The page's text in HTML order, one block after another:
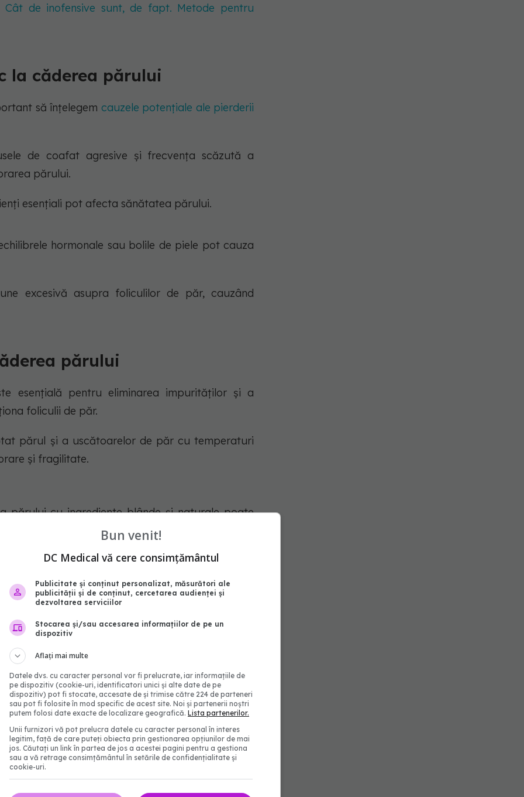
de inofensive sunt, de fapt. Metode pentru
la căderea părului
să înțelegem cauzele potențiale ale pierderii
de coafat agresive și frecvența scăzută a
părului.
esențiali pot afecta sănătatea părului.
hormonale sau bolile de piele pot cauza
excesivă asupra foliculilor de păr, cauzând
părului
esențială pentru eliminarea impurităților și a
foliculii de păr.
părul și a uscătoarelor de păr cu temperaturi
și fragilitate.
părului cu ingrediente blânde și naturale poate
vârfurilor despicate și menține aspectul
sau căderea excesivă, există și opțiuni de
clinicilor specializate. Terapiile cu laser
scalpului, îmbunătățind astfel creșterea părului
infecțiilor. Are un rol important în producția și
îndepărtarea acestuia
în menținerea unui păr sănătos, este important
părului. Aceasta implică:
diete bogate în proteine, vitamine și minerale
Bun venit!
DC Medical vă cere consimțământul
Publicitate și conținut personalizat, măsurători ale
publicității și de conținut, cercetarea audienței și
dezvoltarea serviciilor
Stocarea și/sau accesarea informațiilor de pe un
dispozitiv
Aflați mai multe
Datele dvs. cu caracter personal vor fi prelucrate, iar informațiile de
pe dispozitiv (cookie-uri, identificatori unici și alte date de pe
dispozitiv) pot fi stocate, accesate de și trimise către 224 de parteneri
sau pot fi folosite în mod specific de acest site. Noi și partenerii noștri
putem folosi date exacte de localizare geografică. Lista partenerilor.
Unii furnizori vă pot prelucra datele cu caracter personal în interes
legitim, față de care puteți obiecta prin gestionarea opțiunilor de mai
jos. Căutați un link în partea de jos a acestei pagini pentru a gestiona
sau a vă retrage consimțământul în setările de confidențialitate și
cookie-uri.